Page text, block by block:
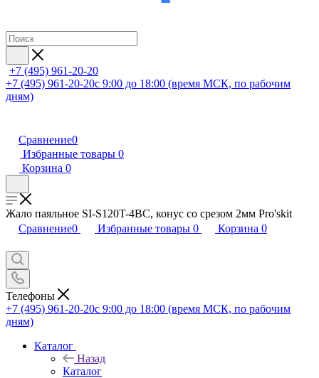
+7 (495) 961-20-20
+7 (495) 961-20-20с 9:00 до 18:00 (время МСК, по рабочим
дням)
Сравнение0
Избранные товары 0
Корзина 0
Жало паяльное SI-S120T-4BC, конус со срезом 2мм Pro'skit
Сравнение0 Избранные товары 0 Корзина 0
Телефоны
+7 (495) 961-20-20с 9:00 до 18:00 (время МСК, по рабочим
дням)
Каталог
Назад
Каталог